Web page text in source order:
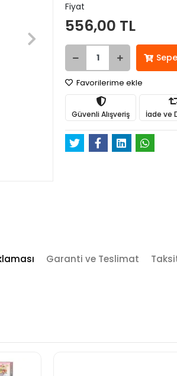
Fiyat
556,00 TL
Favorilerime ekle
Güvenli Alışveriş İade ve
Garanti ve Teslimat